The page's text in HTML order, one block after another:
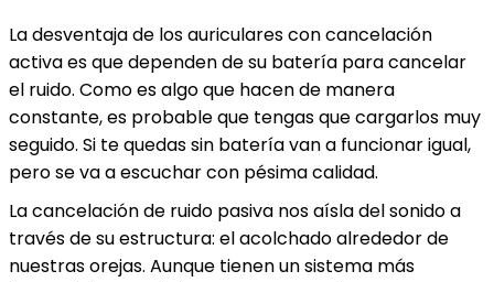
La desventaja de los auriculares con cancelación
activa es que dependen de su batería para cancelar
el ruido. Como es algo que hacen de manera
constante, es probable que tengas que cargarlos muy
seguido. Si te quedas sin batería van a funcionar igual,
pero se va a escuchar con pésima calidad.
La cancelación de ruido pasiva nos aísla del sonido a
través de su estructura: el acolchado alrededor de
nuestras orejas. Aunque tienen un sistema más